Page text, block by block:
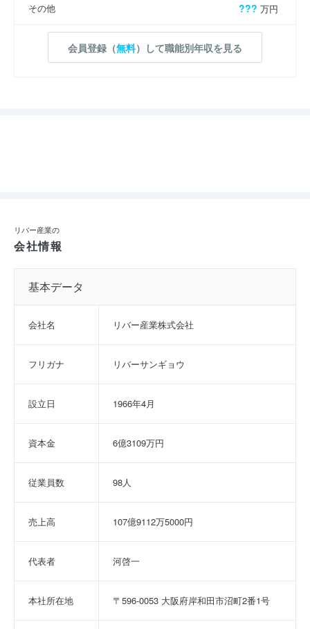
その他 ??? 万円
会員登録（無料）して職能別年収を見る
リバー産業の
会社情報
基本データ
会社名 リバー産業株式会社
フリガナ リバーサンギョウ
設立日 1966年4月
資本金 6億3109万円
従業員数 98人
売上高 107億9112万5000円
代表者 河啓一
本社所在地 〒596-0053 大阪府岸和田市沼町2番1号